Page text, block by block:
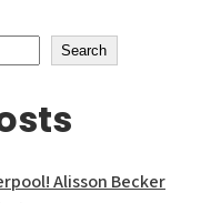
Search
Alisson Becker